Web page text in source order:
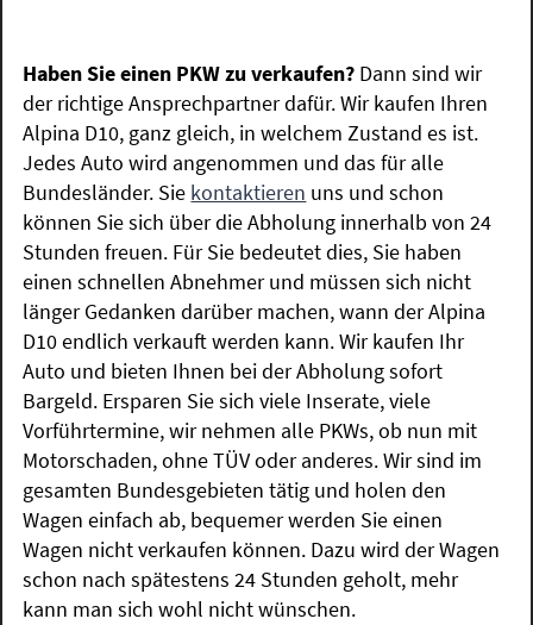
Haben Sie einen PKW zu verkaufen? Dann sind wir
der richtige Ansprechpartner dafür. Wir kaufen Ihren
Alpina D10, ganz gleich, in welchem Zustand es ist.
Jedes Auto wird angenommen und das für alle
Bundesländer. Sie kontaktieren uns und schon
können Sie sich über die Abholung innerhalb von 24
Stunden freuen. Für Sie bedeutet dies, Sie haben
einen schnellen Abnehmer und müssen sich nicht
länger Gedanken darüber machen, wann der Alpina
D10 endlich verkauft werden kann. Wir kaufen Ihr
Auto und bieten Ihnen bei der Abholung sofort
Bargeld. Ersparen Sie sich viele Inserate, viele
Vorführtermine, wir nehmen alle PKWs, ob nun mit
Motorschaden, ohne TÜV oder anderes. Wir sind im
gesamten Bundesgebieten tätig und holen den
Wagen einfach ab, bequemer werden Sie einen
Wagen nicht verkaufen können. Dazu wird der Wagen
schon nach spätestens 24 Stunden geholt, mehr
kann man sich wohl nicht wünschen.